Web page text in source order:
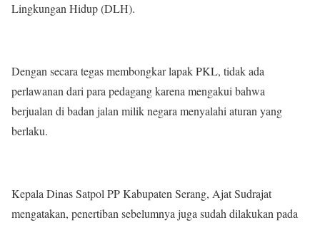
Lingkungan Hidup (DLH).
Dengan secara tegas membongkar lapak PKL, tidak ada
perlawanan dari para pedagang karena mengakui bahwa
berjualan di badan jalan milik negara menyalahi aturan yang
berlaku.
Kepala Dinas Satpol PP Kabupaten Serang, Ajat Sudrajat
mengatakan, penertiban sebelumnya juga sudah dilakukan pada